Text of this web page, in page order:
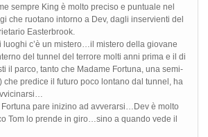
sempre King è molto preciso e puntuale nel
che ruotano intorno a Dev, dagli inservienti del
Easterbrook.
luoghi c’è un mistero…il mistero della giovane
del tunnel del terrore molti anni prima e il di
il parco, tanto che Madame Fortuna, una semi-
che predice il futuro poco lontano dal tunnel, ha
pare inizino ad avverarsi…Dev è molto
Tom lo prende in giro…sino a quando vede il